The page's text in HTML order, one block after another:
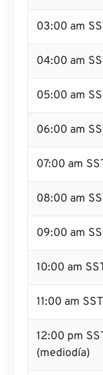
03:00 am
04:00 am
05:00 am
06:00 am
07:00 am
08:00 am
09:00 am
10:00 am
11:00 am SST
12:00 pm
(mediodía)